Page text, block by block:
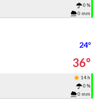
0 %
0 mm
24°
36°
14 h
0 %
0 mm